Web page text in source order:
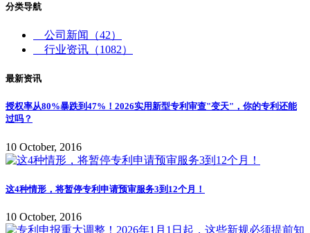
分类导航
公司新闻
（42）
行业资讯 （1082）
最新资讯
授权率从80%暴跌到47%！2026实用新型专利审查"变天"，你的专利还能
过吗？
10 October, 2016
这4种情形，将暂停专利申请预审服务3到12个月！
10 October, 2016